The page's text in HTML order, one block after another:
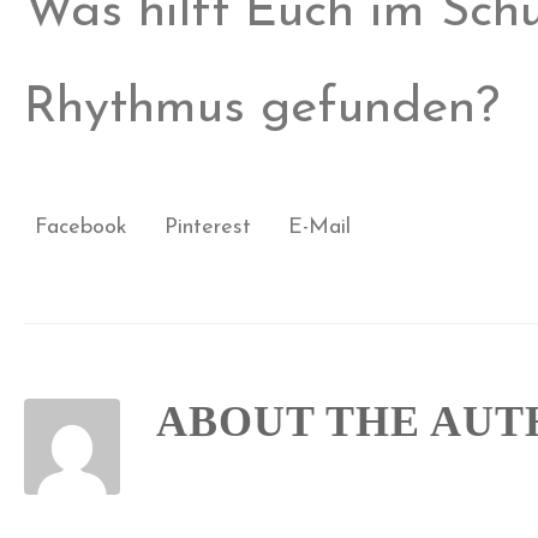
Was hilft Euch im
Rhythmus gefunden?
Facebook Pinterest E-Mail
ABOUT THE